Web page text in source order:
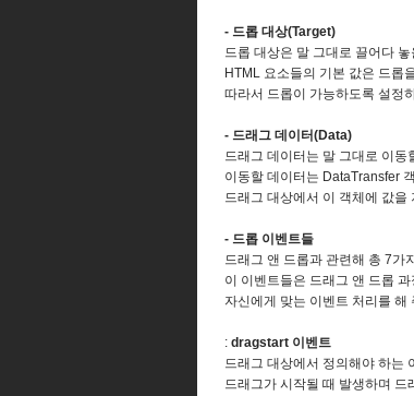
- 드롭 대상(Target)
드롭 대상은 말 그대로 끌어다
HTML 요소들의 기본 값은 드롭
따라서 드롭이 가능하도록 설정
- 드래그 데이터(Data)
드래그 데이터는 말 그대로 이동
이동할 데이터는 DataTransfer
드래그 대상에서 이 객체에 값
- 드롭 이벤트들
드래그 앤 드롭과 관련해 총 7가
이 이벤트들은 드래그 앤 드롭
자신에게 맞는 이벤트 처리를 해
: dragstart 이벤트
드래그 대상에서 정의해야 하는
드래그가 시작될 때 발생하며 드